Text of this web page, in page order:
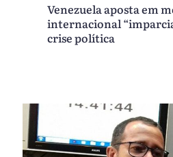
Venezuela aposta em
internacional
crise política